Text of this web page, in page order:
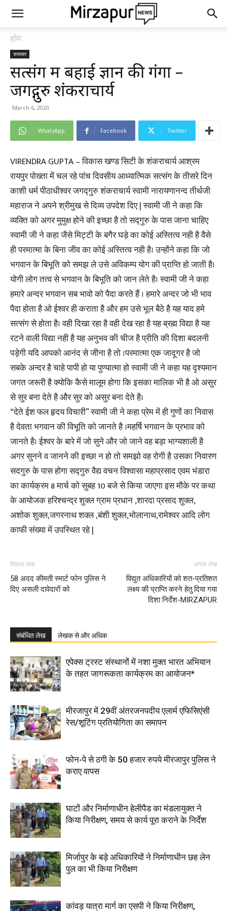
होम
समाचार
सत्संग में बहाई ज्ञान की गंगा –
जगद्गुरु शंकराचार्य
March 6, 2020
WhatsApp Facebook Twitter
VIRENDRA GUPTA – विकास खण्ड सिटी के शंकराचार्य आश्रम
रायपुर पोख्ता में चल रहे पांच दिवसीय आध्यात्मिक सत्संग के तीसरे दिन
काशी धर्म पीठाधीश्वर जगद्गुरु शंकराचार्य स्वामी नारायणानन्द तीर्थजी
महाराज ने अपने श्रीमुख से दिव्य उपदेश दिए | स्वामी जी ने कहा कि
व्यक्ति को अगर मुमुक्ष होने की इच्छा है तो सद्गुरु के पास जाना चाहिए
स्वामी जी ने कहा जैसे मिट्टी के बगैर घड़े का कोई अस्तित्व नही है वैसे
ही परमात्मा के बिना जीव का कोई अस्तित्व नही है। उन्होंने कहा कि जो
भगवान के बिभूति को समझ ले उसे अविकम्प योग की प्राप्ति हो जाती है।
योगी लोग तत्व से भगवान के बिभूति को जान लेते है। स्वामी जी ने कहा
हमारे अन्दर भगवान सब भावो को पैदा करते हैं । हमारे अन्दर जो भी भाव
पैदा होता है ओ ईश्वर ही कराता है और हम उसे भूल बैठे है यह याद हमे
सत्संग से होता है। वही दिखा रहा है वही देख रहा है यह ब्रह्म विद्या है यह
रटने वाली विद्या नही है यह अनुभव की चीज है प्रीति की दिशा बदलनी
पड़ेगी यदि आपको आनंद से जीना है तो ।परमात्मा एक जादूगर है जो
सबके अन्दर है चाहे पापी हो या पुण्यात्मा हो स्वामी जी ने कहा यह दृश्यमान
जगत जरूरी है क्योकि कैसे मालूम होगा कि इसका मालिक भी है ओ असुर
से सुर बना देते है और सुर को असुर बना देते है।
“देते ईश फल हृदय विचारी” स्वामी जी ने कहा प्रेम में ही गुणों का निवास
है देवता भगवान की विभूति को जानते है ।महर्षि भगवान के प्रभाव को
जानते है। ईश्वर के बारे में जो सुने और जो जाने वह बड़ा भाग्यशाली है
अगर सुनने व जानने की इच्छा न हो तो समझो वह रोगी है उसका निवारण
सदगुरु के पास होगा सद्गुरु वैद्य वचन विश्वासा महाप्रसाद एवम भंडारा
का कार्यक्रम 8 मार्च को सुबह 10 बजे से किया जाएगा इस मौके पर कथा
के आयोजक हरिश्चन्द्र शुक्ल ग्राम प्रधान ,शारदा प्रसाद शुक्ल,
अशोक शुक्ल,जगरनाथ शक्ल ,बंशी शुक्ल,भोलानाथ,रामेश्वर आदि लोग
काफी संख्या में उपस्थित रहे |
पिछला लेख
58 अदद कीमती स्मार्ट फोन पुलिस ने
दिए असली दावेदारों को
अगला लेख
विद्युत अधिकारियों को शत-प्रतिशत
लक्ष्य की प्राप्ति करने हेतु दिया गया
दिशा निर्देश-MIRZAPUR
संबंधित लेख लेखक से और अधिक
एपेक्स ट्रस्ट संस्थानों में नशा मुक्त भारत अभियान
के तहत जागरूकता कार्यक्रम का आयोजन*
मीरजापुर में 29वीं अंतरजनपदीय एलार्म एफिसिएंसी
रेस/शूटिंग प्रतियोगिता का समापन
फोन-पे से ठगी के 50 हजार रुपये मीरजापुर पुलिस ने
कराए वापस
घाटों और निर्माणाधीन हेलीपैड का मंडलायुक्त ने
किया निरीक्षण, समय से कार्य पूरा कराने के निर्देश
मिर्जापुर के बड़े अधिकारियों ने निर्माणाधीन छह लेन
पुल का भी किया निरीक्षण
कांवड़ यात्रा मार्ग का एसपी ने किया निरीक्षण,